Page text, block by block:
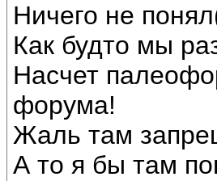
Ничего не
Как будто мы
Насчет
форума!
Жаль там
А то я бы там